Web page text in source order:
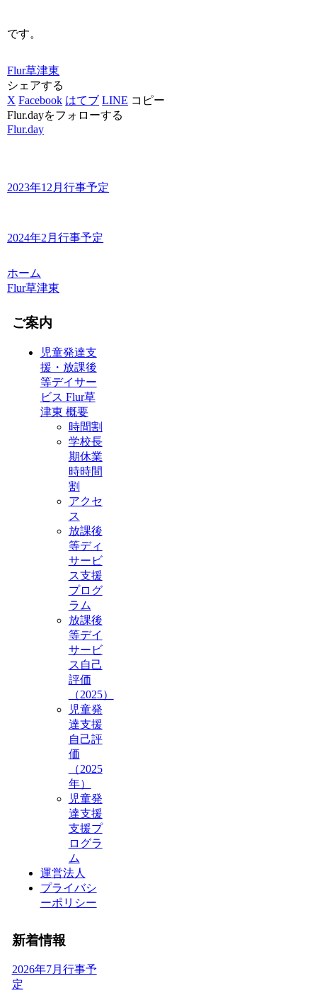
です。
Flur草津東
シェアする
X Facebook はてブ LINE コピー
Flur.dayをフォローする
Flur.day
2023年12月行事予定
2024年2月行事予定
ホーム
Flur草津東
ご案内
児童発達支
援・放課後
等デイサー
ビス Flur草
津東 概要
時間割
学校長
期休業
時時間
割
アクセ
ス
放課後
等ディ
サービ
ス支援
プログ
ラム
放課後
等デイ
サービ
ス自己
評価
（2025）
児童発
達支援
自己評
価
（2025
年）
児童発
達支援
支援プ
ログラ
ム
運営法人
プライバシ
ーポリシー
新着情報
2026年7月行事予
定